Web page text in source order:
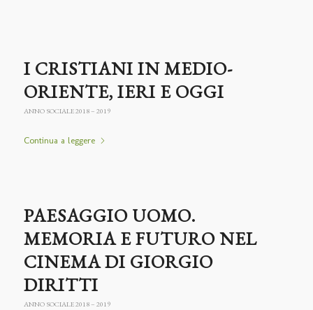
I CRISTIANI IN MEDIO-
ORIENTE, IERI E OGGI
ANNO SOCIALE 2018 – 2019
Continua a leggere
PAESAGGIO UOMO.
MEMORIA E FUTURO NEL
CINEMA DI GIORGIO
DIRITTI
ANNO SOCIALE 2018 – 2019